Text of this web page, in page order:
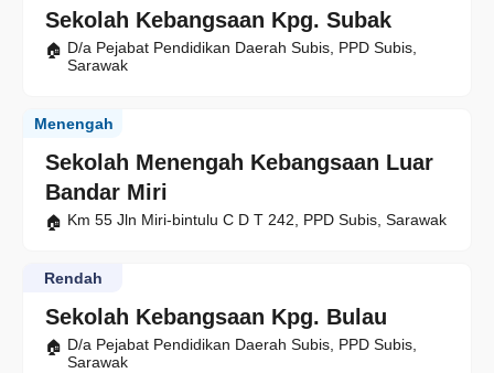
Sekolah Kebangsaan Kpg. Subak
D/a Pejabat Pendidikan Daerah Subis, PPD Subis,
Sarawak
Sekolah Menengah Kebangsaan Luar
Bandar Miri
Menengah
Km 55 Jln Miri-bintulu C D T 242, PPD Subis, Sarawak
Sekolah Kebangsaan Kpg. Bulau
Rendah
D/a Pejabat Pendidikan Daerah Subis, PPD Subis,
Sarawak